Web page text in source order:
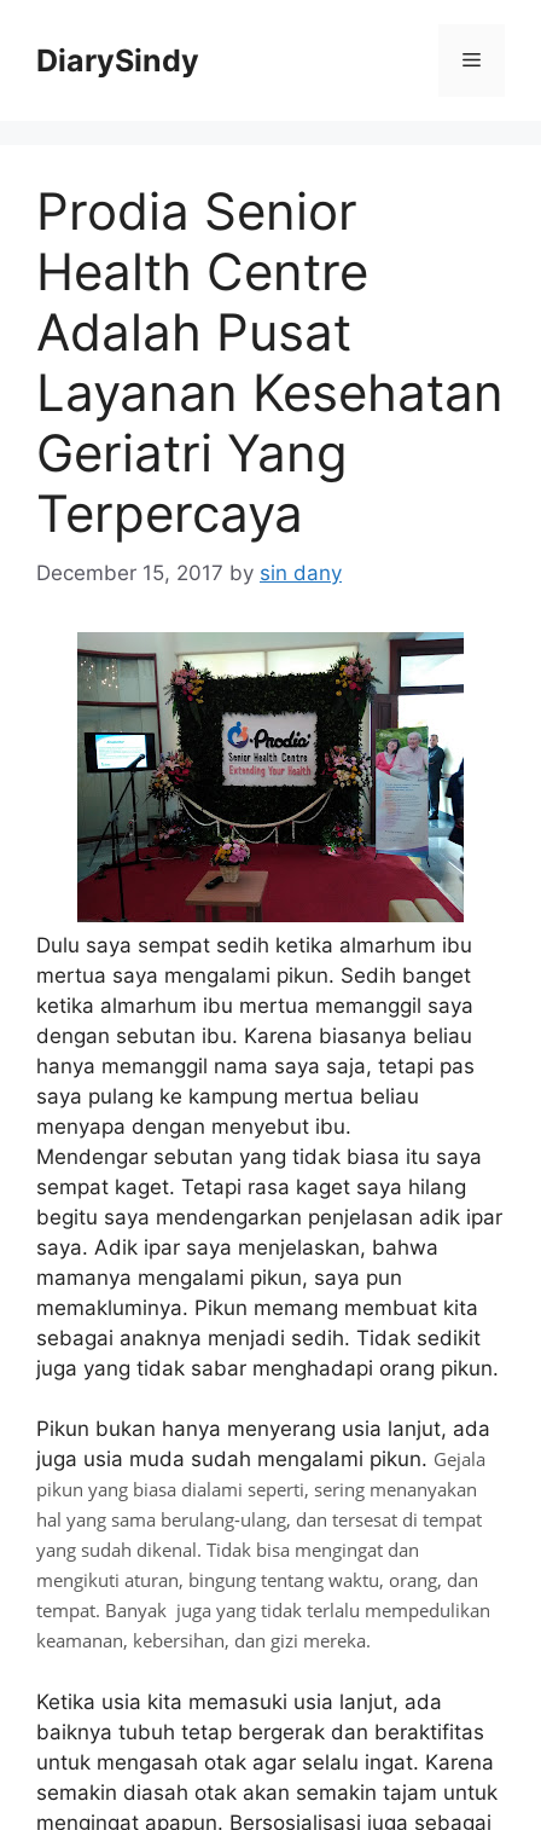
contentDiarySindy Menu
Prodia Senior
Health Centre
Adalah Pusat
Layanan Kesehatan
Geriatri Yang
Terpercaya
December 15, 2017 by sin dany
Dulu saya sempat sedih ketika almarhum ibu
mertua saya mengalami pikun. Sedih banget
ketika almarhum ibu mertua memanggil saya
dengan sebutan ibu. Karena biasanya beliau
hanya memanggil nama saya saja, tetapi pas
saya pulang ke kampung mertua beliau
menyapa dengan menyebut ibu.
Mendengar sebutan yang tidak biasa itu saya
sempat kaget. Tetapi rasa kaget saya hilang
begitu saya mendengarkan penjelasan adik ipar
saya. Adik ipar saya menjelaskan, bahwa
mamanya mengalami pikun, saya pun
memakluminya. Pikun memang membuat kita
sebagai anaknya menjadi sedih. Tidak sedikit
juga yang tidak sabar menghadapi orang pikun.
Pikun bukan hanya menyerang usia lanjut, ada
juga usia muda sudah mengalami pikun. Gejala
pikun yang biasa dialami seperti, sering menanyakan
hal yang sama berulang-ulang, dan tersesat di tempat
yang sudah dikenal. Tidak bisa mengingat dan
mengikuti aturan, bingung tentang waktu, orang, dan
tempat. Banyak juga yang tidak terlalu mempedulikan
keamanan, kebersihan, dan gizi mereka.
Ketika usia kita memasuki usia lanjut, ada
baiknya tubuh tetap bergerak dan beraktifitas
untuk mengasah otak agar selalu ingat. Karena
semakin diasah otak akan semakin tajam untuk
mengingat apapun. Bersosialisasi juga sebagai